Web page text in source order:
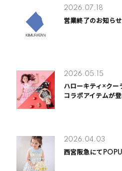
2026.07.18
営業終了のお知らせ
2026.05.15
ハローキティ×クー
コラボアイテムが登
2026.04.03
西宮阪急にて